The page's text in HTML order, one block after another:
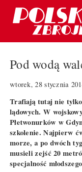
Pod wodą
wtorek, 28 stycznia
Trafiają tutaj nie
lądowych. W
Płetwonurków w
szkolenie. Najpierw
morze, a po dwóch
musieli zejść 20
specjalność